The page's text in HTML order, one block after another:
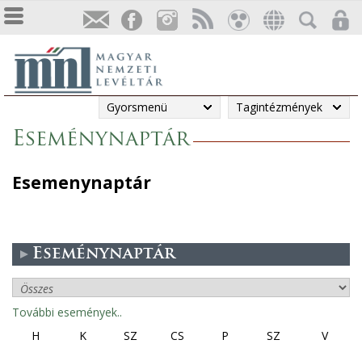
Gyorsmenü Tagintézmények
Eseménynaptár
Esemenynaptár
Eseménynaptár
További események..
H
K SZ CS P SZ
V